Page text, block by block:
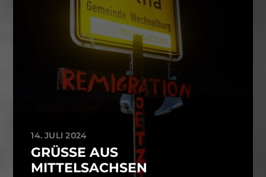
14. JULI 2024
GRÜSSE AUS M
ITTELSACHSEN